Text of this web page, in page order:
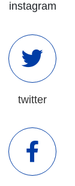
instagram
twitter